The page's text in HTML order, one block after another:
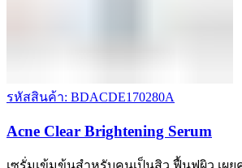
รหัสสินค้า: BDACDE170280A
Acne Clear Brightening Serum